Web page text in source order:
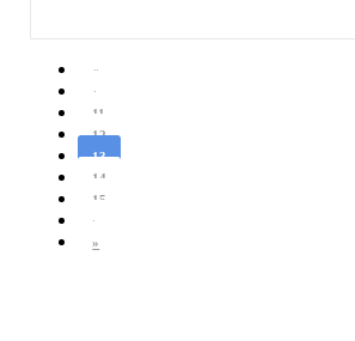
«
‹
11
12
13
14
15
›
»